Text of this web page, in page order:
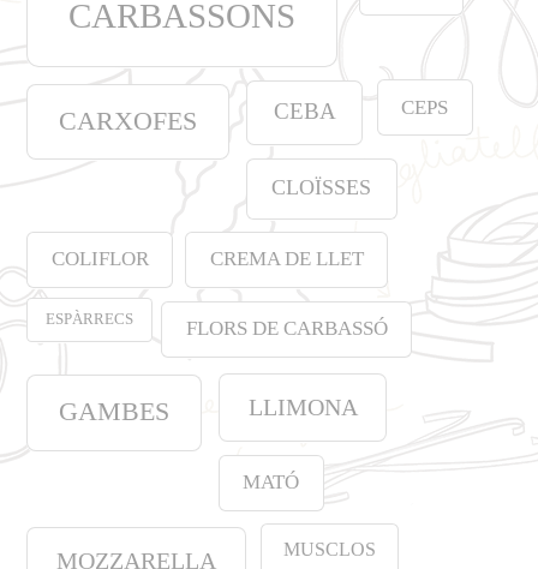
CARBASSONS
CARXOFES CEBA CEPS
CLOÏSSES
COLIFLOR CREMA DE LLET
ESPÀRRECS FLORS DE CARBASSÓ
GAMBES LLIMONA
MATÓ
MOZZARELLA MUSCLOS